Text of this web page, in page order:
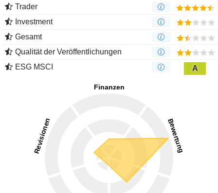
Trader
Investment
Gesamt
Qualität der Veröffentlichungen
ESG MSCI
A